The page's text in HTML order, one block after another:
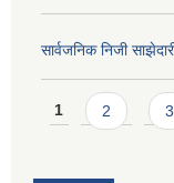
सार्वजनिक निजी
Pages
1 2 3